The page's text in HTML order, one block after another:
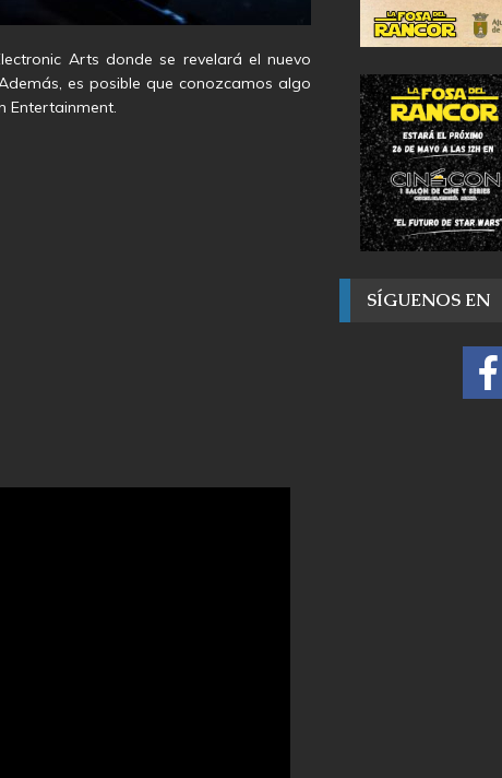
Arts donde se revelará el nuevo
es posible que conozcamos algo
Entertainment.
SÍGUENOS EN